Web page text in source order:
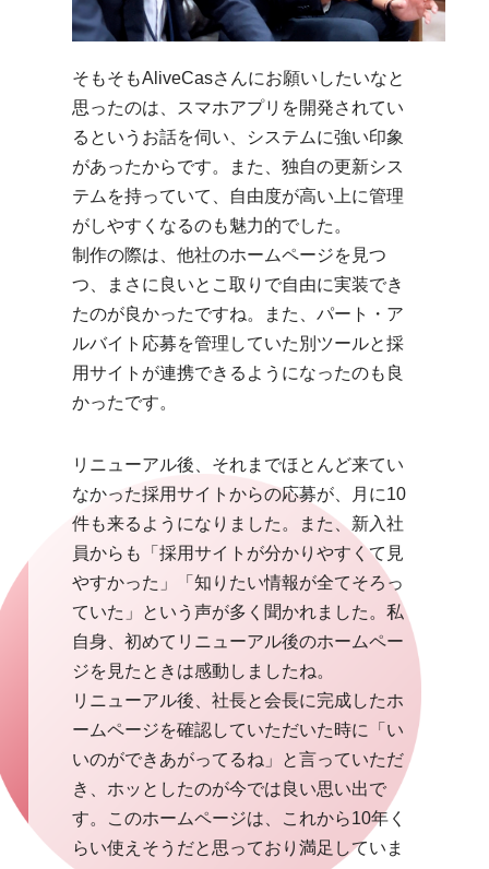
そもそもAliveCasさんにお願いしたいなと
思ったのは、スマホアプリを開発されてい
るというお話を伺い、システムに強い印象
があったからです。また、独自の更新シス
テムを持っていて、自由度が高い上に管理
がしやすくなるのも魅力的でした。
制作の際は、他社のホームページを見つ
つ、まさに良いとこ取りで自由に実装でき
たのが良かったですね。また、パート・ア
ルバイト応募を管理していた別ツールと採
用サイトが連携できるようになったのも良
かったです。
リニューアル後、それまでほとんど来てい
なかった採用サイトからの応募が、月に10
件も来るようになりました。また、新入社
員からも「採用サイトが分かりやすくて見
やすかった」「知りたい情報が全てそろっ
ていた」という声が多く聞かれました。私
自身、初めてリニューアル後のホームペー
ジを見たときは感動しましたね。
リニューアル後、社長と会長に完成したホ
ームページを確認していただいた時に「い
いのができあがってるね」と言っていただ
き、ホッとしたのが今では良い思い出で
す。このホームページは、これから10年く
らい使えそうだと思っており満足していま